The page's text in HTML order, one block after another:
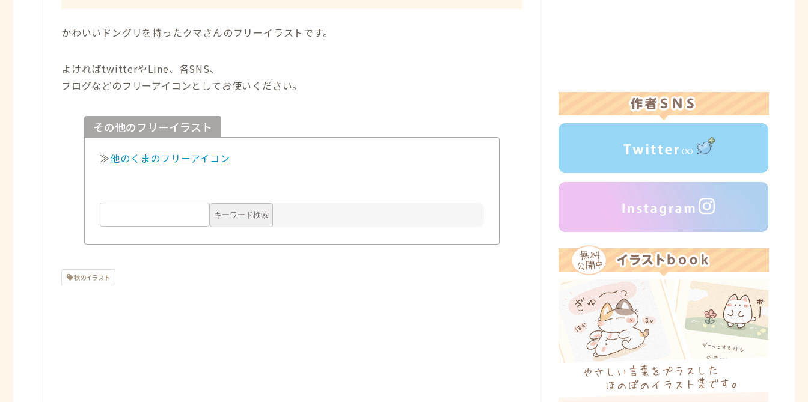
かわいいドングリを持ったクマさんのフリーイラストです。
よければtwitterやLine、各SNS、
ブログなどのフリーアイコンとしてお使いください。
その他のフリーイラスト
≫他のくまのフリーアイコン
秋のイラスト